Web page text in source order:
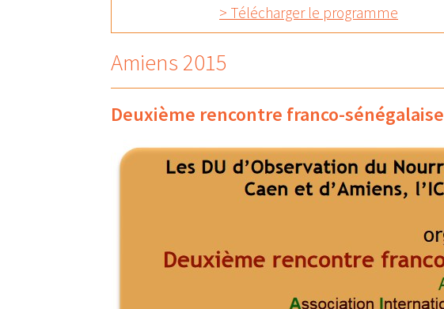
> Télécharger le programme
Amiens 2015
Deuxième rencontre franco-sénégalaise